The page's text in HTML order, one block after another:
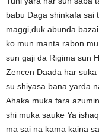
babu Daga shinkafa sai
maggi,duk abunda
ko mun manta rabon
sun gaji da Rigima sun
Zencen Daada har
su shiyasa bana yarda
Ahaka muka fara
shi muka sauke Ya
ma sai na kama kaina